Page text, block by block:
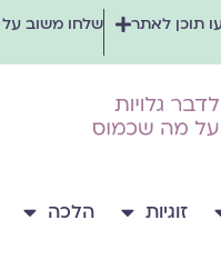
תוכן לאתר שלחו משוב
זוגיות הלכה